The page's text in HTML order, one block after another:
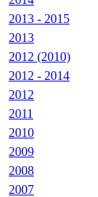
2013 - 2015
2013
2012 (2010)
2012 - 2014
2012
2011
2010
2009
2008
2007